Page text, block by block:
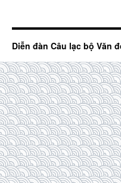
Diễn đàn Câu lạc bộ Văn